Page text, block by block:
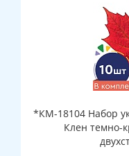
*КМ-18104 Набор
Клен темно-